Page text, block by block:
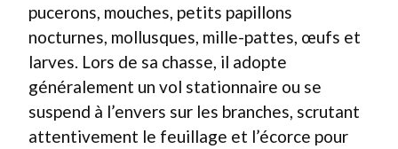
pucerons, mouches, petits papillons
nocturnes, mollusques, mille-pattes, œufs et
larves. Lors de sa chasse, il adopte
généralement un vol stationnaire ou se
suspend à l’envers sur les branches, scrutant
attentivement le feuillage et l’écorce pour